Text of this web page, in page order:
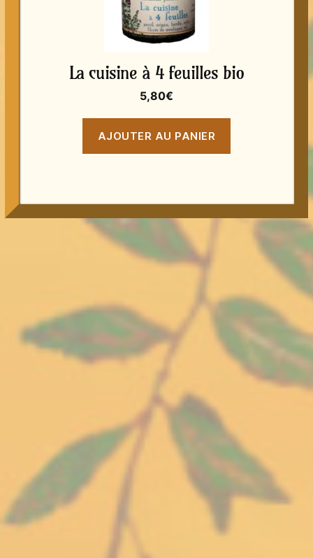
La cuisine à 4 feuilles bio
5,80€
AJOUTER AU PANIER